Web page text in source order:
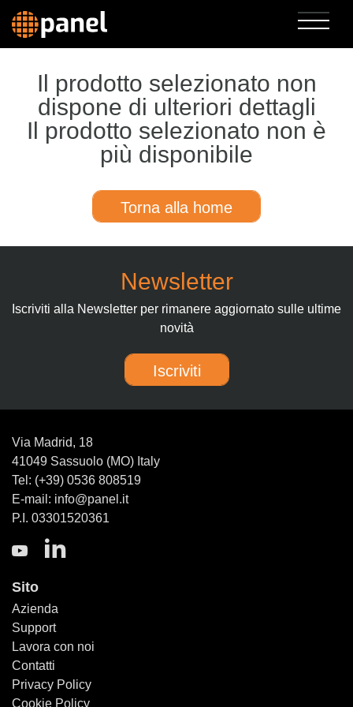
Il prodotto selezionato non
dispone di ulteriori dettagli
Il prodotto selezionato non è
più disponibile
Torna alla home
Newsletter
Iscriviti alla Newsletter per rimanere aggiornato sulle ultime
novità
Iscriviti
Via Madrid, 18
41049 Sassuolo (MO) Italy
Tel: (+39) 0536 808519
E-mail: info@panel.it
P.I. 03301520361
Sito
Azienda
Support
Lavora con noi
Contatti
Privacy Policy
Cookie Policy